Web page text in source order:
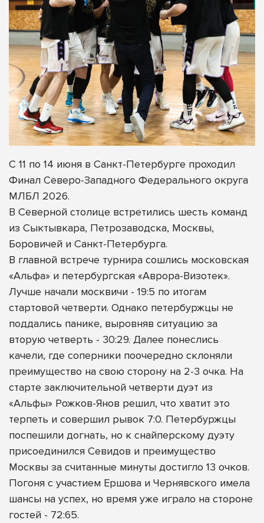
С 11 по 14 июня в Санкт-Петербурге проходил
Финал Северо-Западного Федерального округа
МЛБЛ 2026.
В Северной столице встретились шесть команд
из Сыктывкара, Петрозаводска, Москвы,
Боровичей и Санкт-Петербурга.
В главной встрече турнира сошлись московская
«Альфа» и петербургская «Аврора-Визотек».
Лучше начали москвичи - 19:5 по итогам
стартовой четверти. Однако петербуржцы не
поддались панике, выровняв ситуацию за
вторую четверть - 30:29. Далее понеслись
качели, где соперники поочередно склоняли
преимущество на свою сторону на 2-3 очка. На
старте заключительной четверти дуэт из
«Альфы» Рожков-Янов решил, что хватит это
терпеть и совершил рывок 7:0. Петербуржцы
поспешили догнать, но к снайперскому дуэту
присоединился Севидов и преимущество
Москвы за считанные минуты достигло 13 очков.
Погоня с участием Ершова и Чернявского имела
шансы на успех, но время уже играло на стороне
гостей - 72:65.